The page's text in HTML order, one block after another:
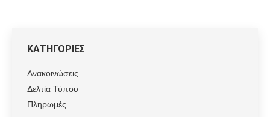
ΚΑΤΗΓΟΡΙΕΣ
Ανακοινώσεις
Δελτία Τύπου
Πληρωμές